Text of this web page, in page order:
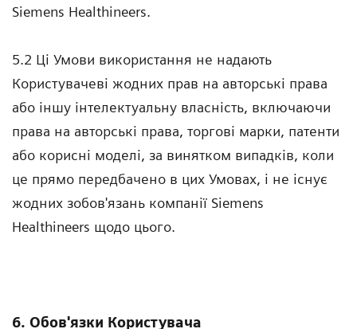
Siemens Healthineers.
5.2 Ці Умови використання не надають
Користувачеві жодних прав на авторські права
або іншу інтелектуальну власність, включаючи
права на авторські права, торгові марки, патенти
або корисні моделі, за винятком випадків, коли
це прямо передбачено в цих Умовах, і не існує
жодних зобов'язань компанії Siemens
Healthineers щодо цього.
6. Обов'язки Користувача